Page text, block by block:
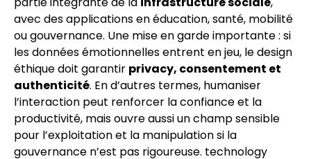
avec des applications en éducation, santé, mobilité
ou gouvernance. Une mise en garde importante : si
les données émotionnelles entrent en jeu, le design
éthique doit garantir privacy, consentement et
authenticité. En d’autres termes, humaniser
l’interaction peut renforcer la confiance et la
productivité, mais ouvre aussi un champ sensible
pour l’exploitation et la manipulation si la
gouvernance n’est pas rigoureuse. technology